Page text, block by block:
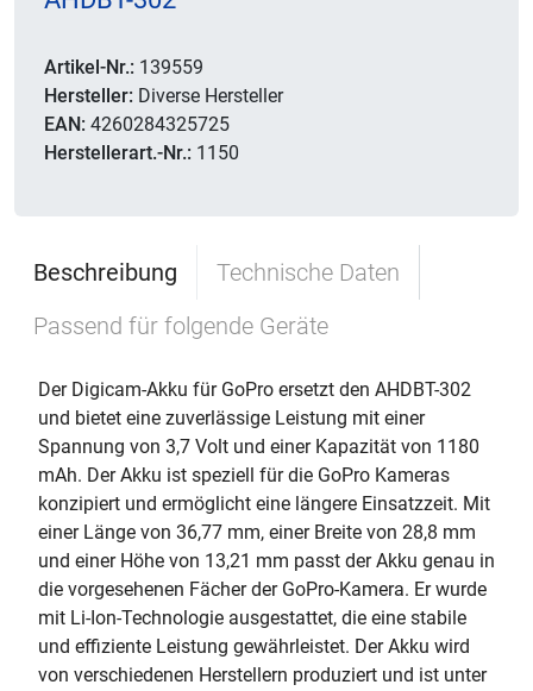
Artikel-Nr.: 139559
Hersteller: Diverse Hersteller
EAN: 4260284325725
Herstellerart.-Nr.: 1150
Beschreibung
Technische Daten
Passend für folgende Geräte
Der Digicam-Akku für GoPro ersetzt den AHDBT-302
und bietet eine zuverlässige Leistung mit einer
Spannung von 3,7 Volt und einer Kapazität von 1180
mAh. Der Akku ist speziell für die GoPro Kameras
konzipiert und ermöglicht eine längere Einsatzzeit. Mit
einer Länge von 36,77 mm, einer Breite von 28,8 mm
und einer Höhe von 13,21 mm passt der Akku genau in
die vorgesehenen Fächer der GoPro-Kamera. Er wurde
mit Li-Ion-Technologie ausgestattet, die eine stabile
und effiziente Leistung gewährleistet. Der Akku wird
von verschiedenen Herstellern produziert und ist unter